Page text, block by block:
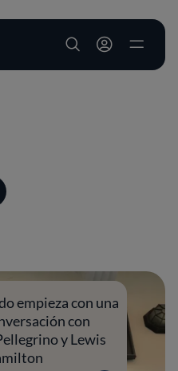
User account
empieza con una
con
y Lewis